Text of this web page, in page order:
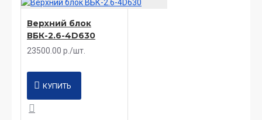
Верхний блок
ВБК-2.6-4D630
23500.00 р./шт.
КУПИТЬ